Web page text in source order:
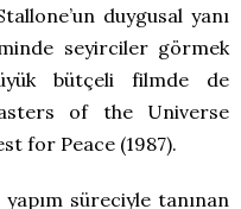
duygusal yanı
seyirciler görmek
bütçeli filmde de
of the Universe
for Peace (1987).
süreciyle tanınan